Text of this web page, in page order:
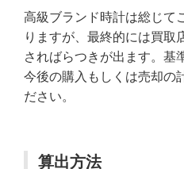
高級ブランド時計は総じて
りますが、最終的には買取
さればらつきが出ます。基
今後の購入もしくは売却の
ださい。
算出方法